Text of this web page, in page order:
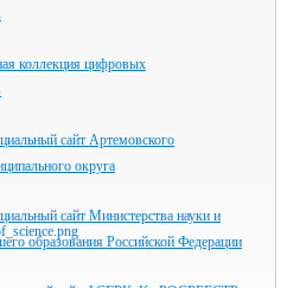
коллекция цифровых
сайт Артемовского
округа
сайт Министерства науки и
образования Российской Федерации